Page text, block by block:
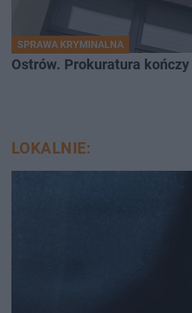
SPRAWA KRYMINALNA
Ostrów. Prokuratura kończy
LOKALNIE: